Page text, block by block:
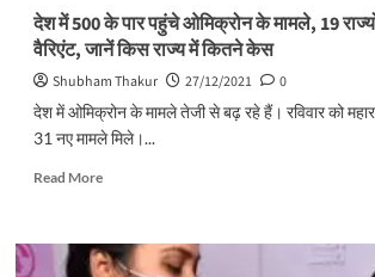
की
प्रक्रिया
देश में 500 के पार पहुंचे ओमिक्रोन के मामले, 19
वैरिएंट, जानें किस राज्‍य में कितने केस
Shubham Thakur 27/12/2021
0
देश में ओमिक्रोन के मामले तेजी से बढ़ रहे हैं। रविवार को
31 नए मामले मिले।...
Read MoreRead
देश
में